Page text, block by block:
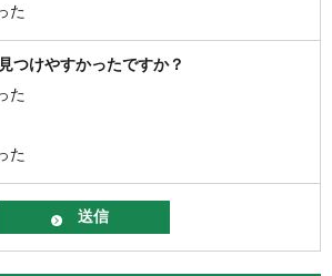
た
つけやすかったですか？
た
た